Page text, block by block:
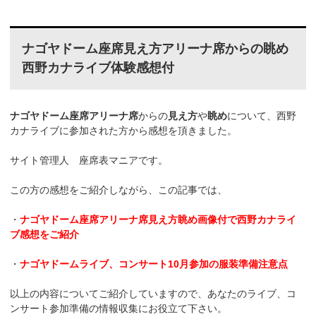
ナゴヤドーム座席見え方アリーナ席からの眺め
西野カナライブ体験感想付
ナゴヤドーム座席アリーナ席からの見え方や眺めについて、西野
カナライブに参加された方から感想を頂きました。
サイト管理人 座席表マニアです。
この方の感想をご紹介しながら、この記事では、
・ナゴヤドーム座席アリーナ席見え方眺め画像付で西野カナライ
ブ感想をご紹介
・ナゴヤドームライブ、コンサート10月参加の服装準備注意点
以上の内容についてご紹介していますので、あなたのライブ、コ
ンサート参加準備の情報収集にお役立て下さい。